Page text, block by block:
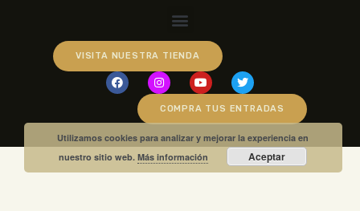
VISITA NUESTRA TIENDA
COMPRA TUS ENTRADAS
Utilizamos cookies para analizar y mejorar la experiencia en
nuestro sitio web.Más información Aceptar